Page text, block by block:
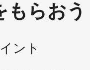
もらおう
ント